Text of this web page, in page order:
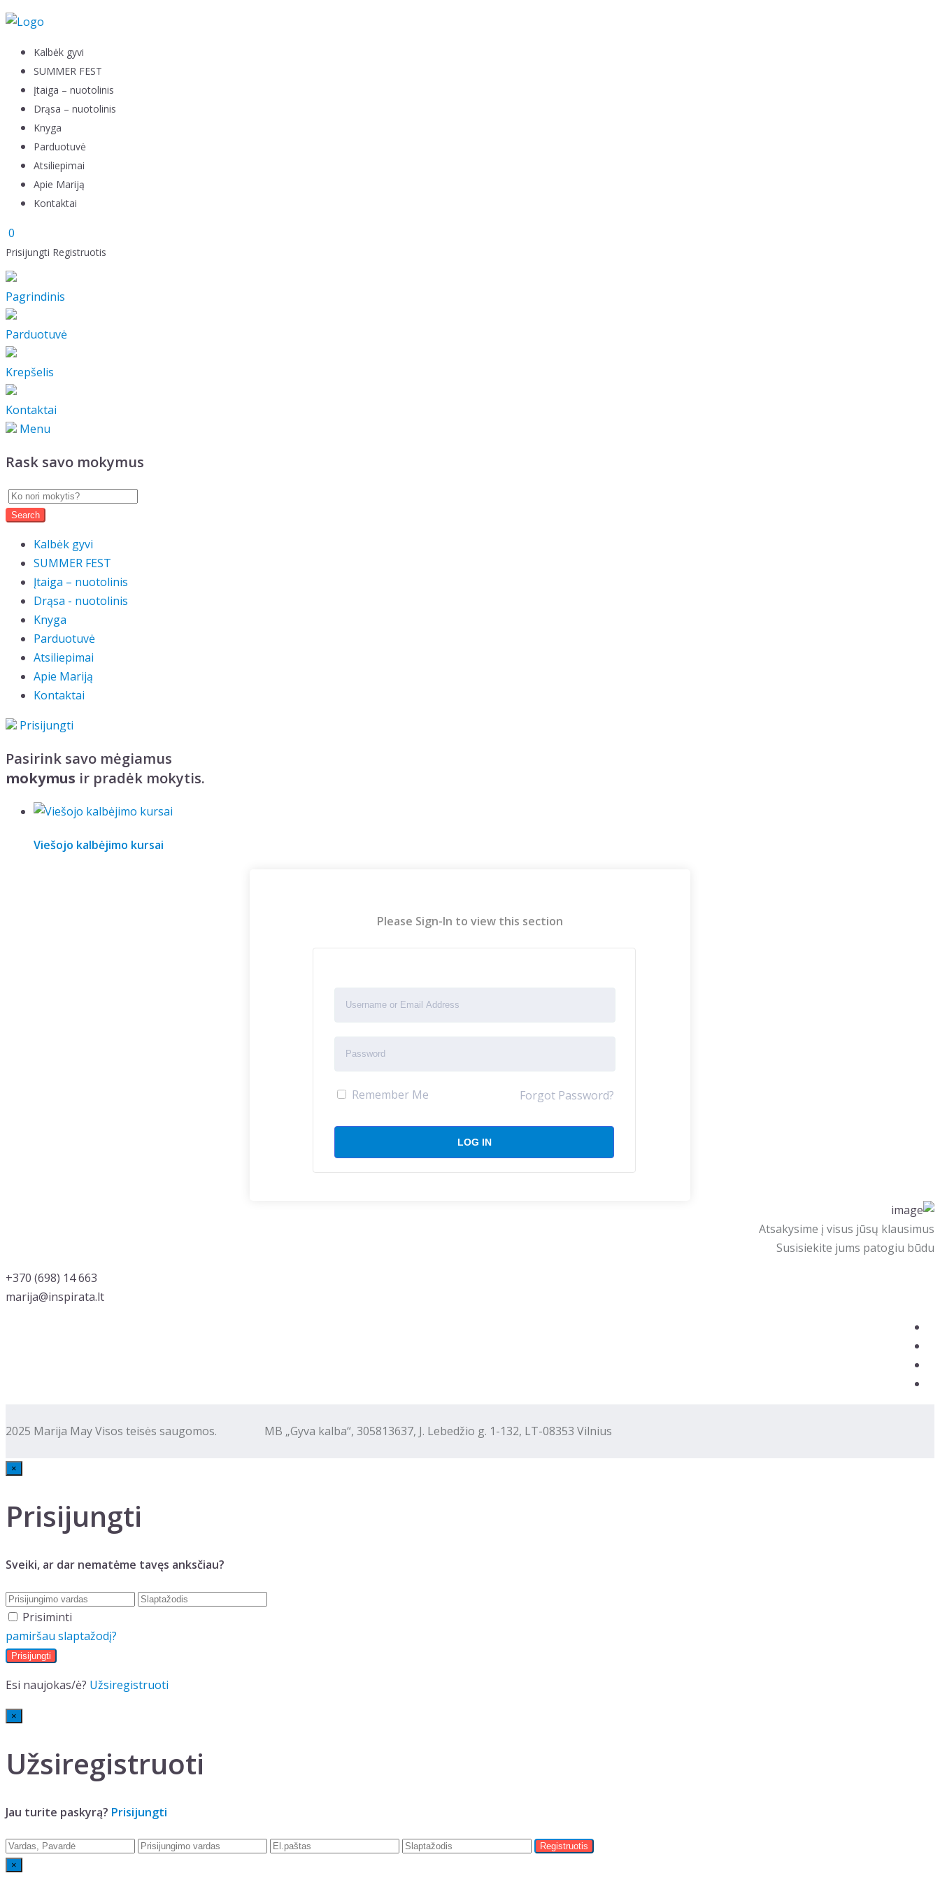
Skip to content
Kalbėk gyvi
SUMMER FEST
Įtaiga – nuotolinis
Drąsa – nuotolinis
Knyga
Parduotuvė
Atsiliepimai
Apie Mariją
Kontaktai
0
Prisijungti Registruotis
Pagrindinis
Parduotuvė
Krepšelis
Kontaktai
Menu
Rask savo mokymus
Kalbėk gyvi
SUMMER FEST
Įtaiga – nuotolinis
Drąsa - nuotolinis
Knyga
Parduotuvė
Atsiliepimai
Apie Mariją
Kontaktai
Prisijungti
Pasirink savo mėgiamus
mokymus ir pradėk mokytis.
Viešojo kalbėjimo kursai
Please Sign-In to view this section
Remember Me Forgot Password?
Atsakysime į visus jūsų klausimus
Susisiekite jums patogiu būdu
‭+370 (698) 14 663
marija@inspirata.lt
2025 Marija May Visos teisės saugomos. MB „Gyva kalba“, 305813637, J. Lebedžio g. 1-132, LT-08353 Vilnius
×
Prisijungti
Sveiki, ar dar nematėme tavęs anksčiau?
Prisiminti
pamiršau slaptažodį?
Esi naujokas/ė? Užsiregistruoti
×
Užsiregistruoti
Jau turite paskyrą? Prisijungti
×